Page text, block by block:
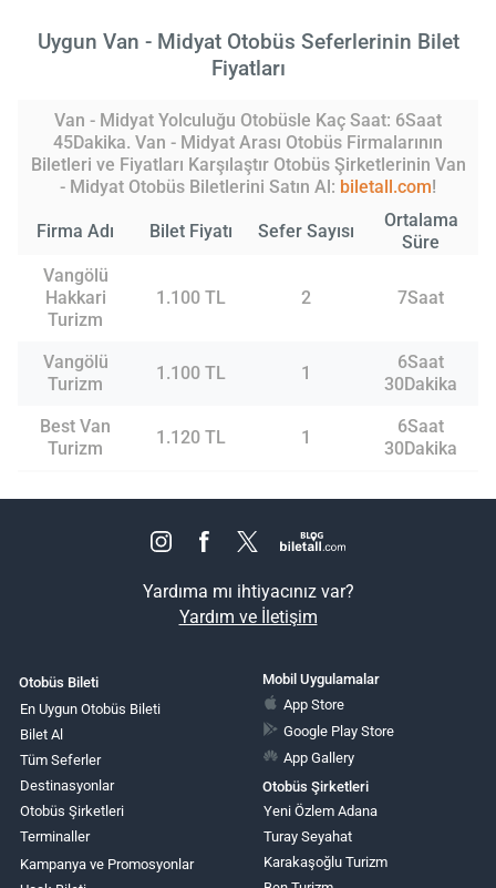
Uygun Van - Midyat Otobüs Seferlerinin Bilet
Fiyatları
Van - Midyat Yolculuğu Otobüsle Kaç Saat: 6Saat
45Dakika. Van - Midyat Arası Otobüs Firmalarının
Biletleri ve Fiyatları Karşılaştır Otobüs Şirketlerinin Van
- Midyat Otobüs Biletlerini Satın Al: biletall.com!
Firma Adı Bilet Fiyatı Sefer Sayısı
Ortalama
Süre
Vangölü
Hakkari
Turizm
1.100 TL 2 7Saat
Vangölü
Turizm
1.100 TL 1
6Saat
30Dakika
Best Van
Turizm
1.120 TL 1
6Saat
30Dakika
Yardıma mı ihtiyacınız var?
Yardım ve İletişim
Otobüs Bileti
En Uygun Otobüs Bileti
Bilet Al
Tüm Seferler
Destinasyonlar
Otobüs Şirketleri
Terminaller
Kampanya ve Promosyonlar
Mobil Uygulamalar
App Store
Google Play Store
App Gallery
Otobüs Şirketleri
Yeni Özlem Adana
Turay Seyahat
Karakaşoğlu Turizm